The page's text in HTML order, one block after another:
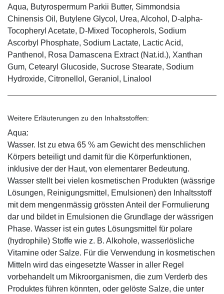
Aqua, Butyrospermum Parkii Butter, Simmondsia
Chinensis Oil, Butylene Glycol, Urea, Alcohol, D-alpha-
Tocopheryl Acetate, D-Mixed Tocopherols, Sodium
Ascorbyl Phosphate, Sodium Lactate, Lactic Acid,
Panthenol, Rosa Damascena Extract (Nat.id.), Xanthan
Gum, Cetearyl Glucoside, Sucrose Stearate, Sodium
Hydroxide, Citronellol, Geraniol, Linalool
Weitere Erläuterungen zu den Inhaltsstoffen:
Aqua:
Wasser. Ist zu etwa 65 % am Gewicht des menschlichen
Körpers beteiligt und damit für die Körperfunktionen,
inklusive der der Haut, von elementarer Bedeutung.
Wasser stellt bei vielen kosmetischen Produkten (wässrige
Lösungen, Reinigungsmittel, Emulsionen) den Inhaltsstoff
mit dem mengenmässig grössten Anteil der Formulierung
dar und bildet in Emulsionen die Grundlage der wässrigen
Phase. Wasser ist ein gutes Lösungsmittel für polare
(hydrophile) Stoffe wie z. B. Alkohole, wasserlösliche
Vitamine oder Salze. Für die Verwendung in kosmetischen
Mitteln wird das eingesetzte Wasser in aller Regel
vorbehandelt um Mikroorganismen, die zum Verderb des
Produktes führen könnten, oder gelöste Salze, die unter